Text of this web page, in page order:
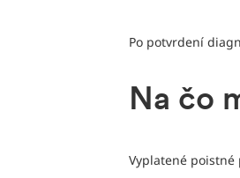
Po potvrdení
Na čo
Vyplatené poistné